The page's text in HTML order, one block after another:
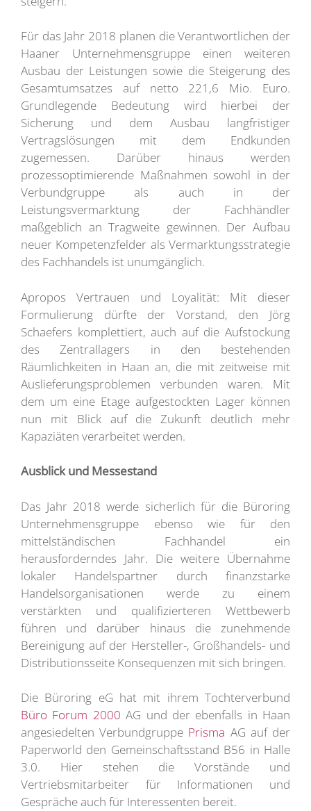
Für das Jahr 2018 planen die Verantwortlichen der
Haaner Unternehmensgruppe einen weiteren
Ausbau der Leistungen sowie die Steigerung des
Gesamtumsatzes auf netto 221,6 Mio. Euro.
Grundlegende Bedeutung wird hierbei der
Sicherung und dem Ausbau langfristiger
Vertragslösungen mit dem Endkunden
zugemessen. Darüber hinaus werden
prozessoptimierende Maßnahmen sowohl in der
Verbundgruppe als auch in der
Leistungsvermarktung der Fachhändler
maßgeblich an Tragweite gewinnen. Der Aufbau
neuer Kompetenzfelder als Vermarktungsstrategie
des Fachhandels ist unumgänglich.
Apropos Vertrauen und Loyalität: Mit dieser
Formulierung dürfte der Vorstand, den Jörg
Schaefers komplettiert, auch auf die Aufstockung
des Zentrallagers in den bestehenden
Räumlichkeiten in Haan an, die mit zeitweise mit
Auslieferungsproblemen verbunden waren. Mit
dem um eine Etage aufgestockten Lager können
nun mit Blick auf die Zukunft deutlich mehr
Kapaziäten verarbeitet werden.
Ausblick und Messestand
Das Jahr 2018 werde sicherlich für die Büroring
Unternehmensgruppe ebenso wie für den
mittelständischen Fachhandel ein
herausforderndes Jahr. Die weitere Übernahme
lokaler Handelspartner durch finanzstarke
Handelsorganisationen werde zu einem
verstärkten und qualifizierteren Wettbewerb
führen und darüber hinaus die zunehmende
Bereinigung auf der Hersteller-, Großhandels- und
Distributionsseite Konsequenzen mit sich bringen.
Die Büroring eG hat mit ihrem Tochterverbund
Büro Forum 2000 AG und der ebenfalls in Haan
angesiedelten Verbundgruppe Prisma AG auf der
Paperworld den Gemeinschaftsstand B56 in Halle
3.0. Hier stehen die Vorstände und
Vertriebsmitarbeiter für Informationen und
Gespräche auch für Interessenten bereit.